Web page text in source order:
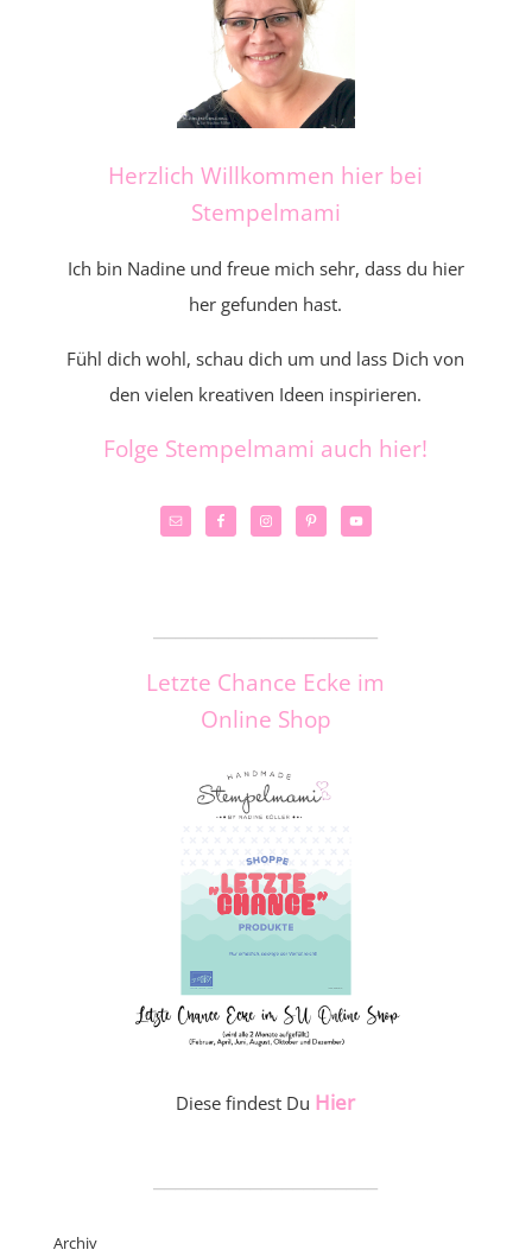
Herzlich Willkommen hier bei
Stempelmami
Ich bin Nadine und freue mich sehr, dass du hier
her gefunden hast.
Fühl dich wohl, schau dich um und lass Dich von
den vielen kreativen Ideen inspirieren.
Folge Stempelmami auch hier!
Letzte Chance Ecke im
Online Shop
Diese findest Du Hier
Archiv